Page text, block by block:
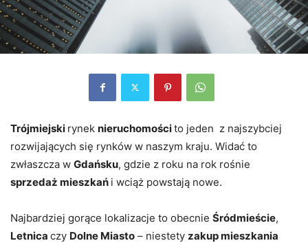
Trójmiejski rynek nieruchomościto jeden z najszybciej
rozwijających się rynków w naszym kraju. Widać to
zwłaszcza w Gdańsku, gdzie z roku na rok rośnie
sprzedaż mieszkań i wciąż powstają nowe.
Najbardziej gorące lokalizacje to obecnie Śródmieście,
Letnica czy Dolne Miasto – niestety zakup mieszkania